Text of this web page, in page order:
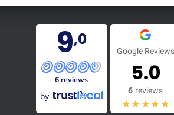
9,0
6 reviews
by
Google Reviews
5.0
6 reviews